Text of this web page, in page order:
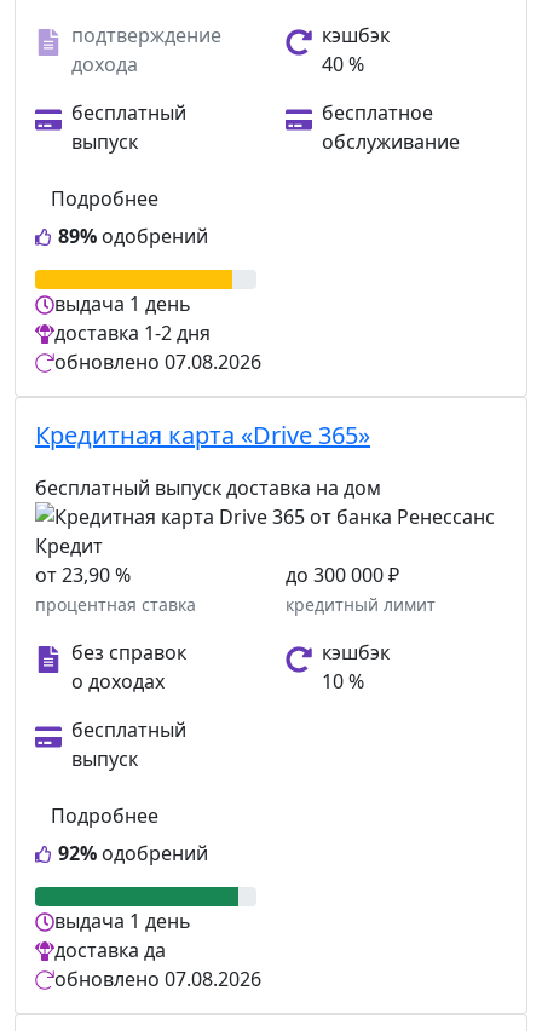
подтверждение
дохода
кэшбэк
40 %
бесплатный
выпуск
бесплатное
обслуживание
89% одобрений
Подробнее
выдача 1 день
доставка 1-2 дня
обновлено 07.08.2026
Кредитная карта «Drive 365»
бесплатный выпускдоставка на дом
от 23,90 %
процентная ставка
до 300 000 ₽
кредитный лимит
без справок
о доходах
кэшбэк
10 %
бесплатный
выпуск
92% одобрений
Подробнее
выдача 1 день
доставка да
обновлено 07.08.2026